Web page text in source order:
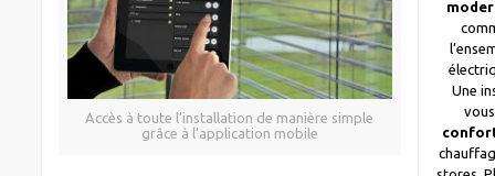
Accès à toute l’installation de manière simple
grâce à l’application mobile
Une